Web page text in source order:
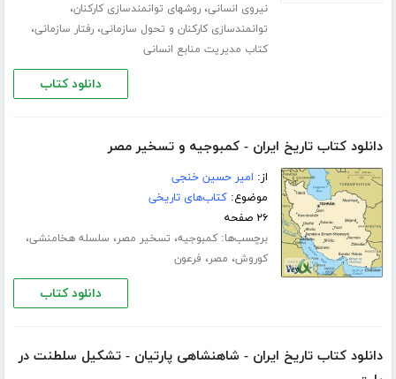
نیروی انسانی،روشهای توانمندسازی کارکنان،
توانمندسازی کارکنان و تحول سازمانی،رفتار سازمانی،
کتاب مدیریت منابع انسانی
دانلود کتاب
دانلود کتاب تاریخ ایران - کمبوجیه و تسخیر مصر
از: امیر حسین خنجی
موضوع:کتاب‌های تاریخی
۲۶ صفحه
برچسب‌ها:کمبوجیه، تسخیر مصر، سلسله هخامنشی،
کوروش، مصر، فرعون
دانلود کتاب
دانلود کتاب تاریخ ایران - شاهنشاهی پارتیان - تشکیل سلطنت در